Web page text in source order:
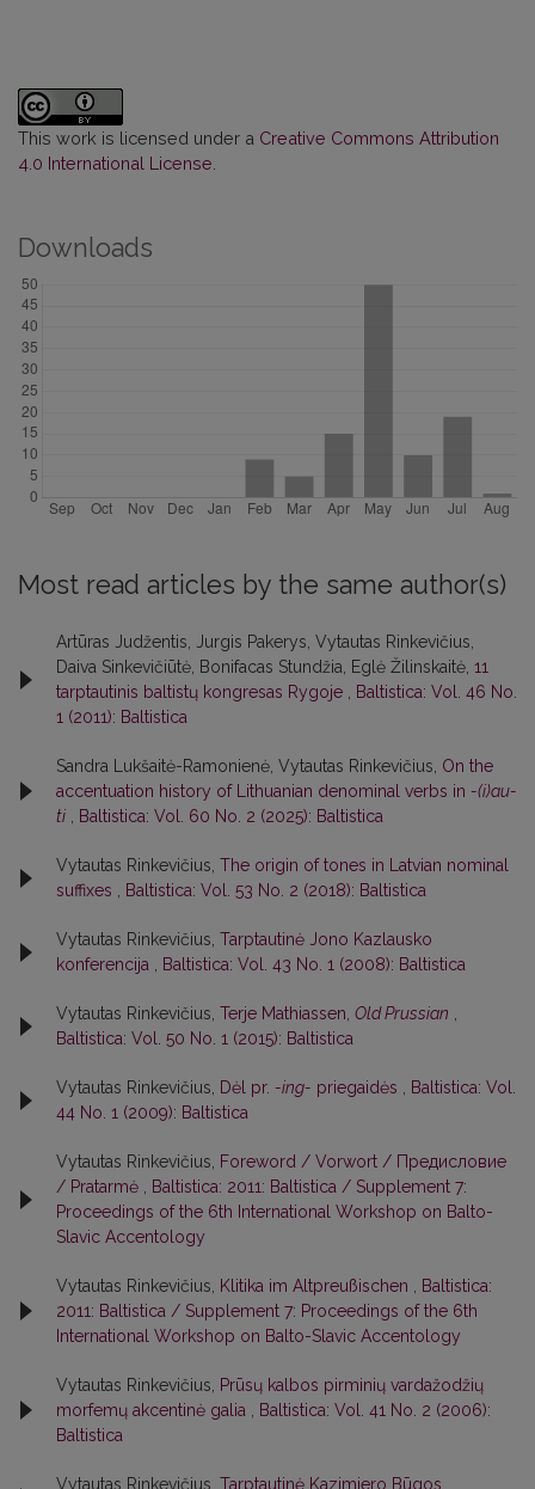
This work is licensed under a Creative Commons Attribution
4.0 International License
Downloads
Most read articles by the same author(s)
Artūras Judžentis, Jurgis Pakerys, Vytautas Rinkevičius,
Daiva Sinkevičiūtė, Bonifacas Stundžia, Eglė Žilinskaitė, 11
tarptautinis baltistų kongresas Rygoje
Baltistica: Vol. 46 No.
1 (2011): Baltistica
Sandra Lukšaitė-Ramonienė, Vytautas Rinkevičius, On the
accentuation history of Lithuanian denominal verbs in -(i)au-
ti
Baltistica: Vol. 60 No. 2 (2025): Baltistica
Vytautas Rinkevičius, The origin of tones in Latvian nominal
suffixes
Baltistica: Vol. 53 No. 2 (2018): Baltistica
Vytautas Rinkevičius, Tarptautinė Jono Kazlausko
konferencija
Baltistica: Vol. 43 No. 1 (2008): Baltistica
Vytautas Rinkevičius, Terje Mathiassen, Old Prussian
Baltistica: Vol. 50 No. 1 (2015): Baltistica
Vytautas Rinkevičius, Dėl pr. -ing- priegaidės
Baltistica: Vol.
44 No. 1 (2009): Baltistica
Vytautas Rinkevičius,
Foreword / Vorwort / Предисловие
/ Pratarmė
Baltistica: 2011: Baltistica / Supplement 7:
Proceedings of the 6th International Workshop on Balto-
Slavic Accentology
Vytautas Rinkevičius, Klitika im Altpreußischen
Baltistica:
2011: Baltistica / Supplement 7: Proceedings of the 6th
International Workshop on Balto-Slavic Accentology
Vytautas Rinkevičius,
Prūsų kalbos pirminių vardažodžių
morfemų akcentinė galia
Baltistica: Vol. 41 No. 2 (2006):
Baltistica
Vytautas Rinkevičius, Tarptautinė Kazimiero Būgos